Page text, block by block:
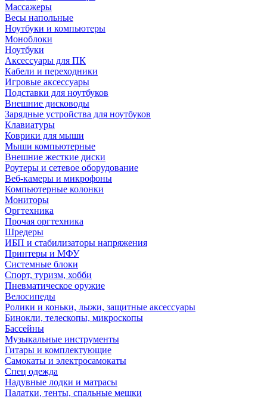
Массажеры
Весы напольные
Ноутбуки и компьютеры
Моноблоки
Ноутбуки
Аксессуары для ПК
Кабели и переходники
Игровые аксессуары
Подставки для ноутбуков
Внешние дисководы
Зарядные устройства для ноутбуков
Клавиатуры
Коврики для мыши
Мыши компьютерные
Внешние жесткие диски
Роутеры и сетевое оборудование
Веб-камеры и микрофоны
Компьютерные колонки
Мониторы
Оргтехника
Прочая оргтехника
Шредеры
ИБП и стабилизаторы напряжения
Принтеры и МФУ
Системные блоки
Спорт, туризм, хобби
Пневматическое оружие
Велосипеды
Ролики и коньки, лыжи, защитные аксессуары
Бинокли, телескопы, микроскопы
Бассейны
Музыкальные инструменты
Гитары и комплектующие
Самокаты и электросамокаты
Спец одежда
Надувные лодки и матрасы
Палатки, тенты, спальные мешки